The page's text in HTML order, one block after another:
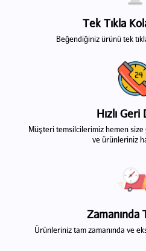
Tek Tıkla
Beğendiğiniz ürünü tek
Hızlı Geri
Müşteri temsilcilerimiz hemen size
ve ürünleriniz
Zamanında
Ürünleriniz tam zamanında ve